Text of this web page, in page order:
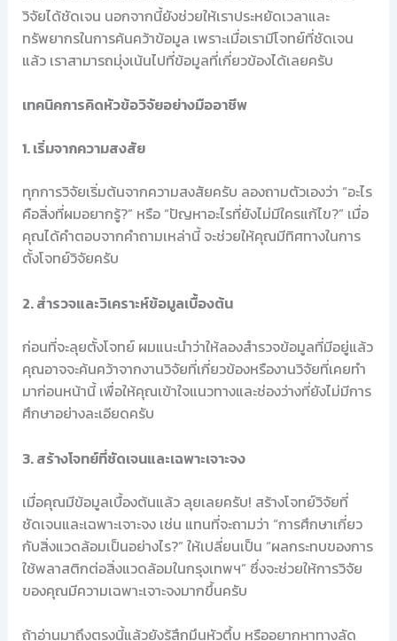
วิจัยได้ชัดเจน นอกจากนี้ยังช่วยให้เราประหยัดเวลาและ
ทรัพยากรในการค้นคว้าข้อมูล เพราะเมื่อเรามีโจทย์ที่ชัดเจน
แล้ว เราสามารถมุ่งเน้นไปที่ข้อมูลที่เกี่ยวข้องได้เลยครับ
เทคนิคการคิดหัวข้อวิจัยอย่างมืออาชีพ
1. เริ่มจากความสงสัย
ทุกการวิจัยเริ่มต้นจากความสงสัยครับ ลองถามตัวเองว่า “อะไร
คือสิ่งที่ผมอยากรู้?” หรือ “ปัญหาอะไรที่ยังไม่มีใครแก้ไข?” เมื่อ
คุณได้คำตอบจากคำถามเหล่านี้ จะช่วยให้คุณมีทิศทางในการ
ตั้งโจทย์วิจัยครับ
2. สำรวจและวิเคราะห์ข้อมูลเบื้องต้น
ก่อนที่จะลุยตั้งโจทย์ ผมแนะนำว่าให้ลองสำรวจข้อมูลที่มีอยู่แล้ว
คุณอาจจะค้นคว้าจากงานวิจัยที่เกี่ยวข้องหรืองานวิจัยที่เคยทำ
มาก่อนหน้านี้ เพื่อให้คุณเข้าใจแนวทางและช่องว่างที่ยังไม่มีการ
ศึกษาอย่างละเอียดครับ
3. สร้างโจทย์ที่ชัดเจนและเฉพาะเจาะจง
เมื่อคุณมีข้อมูลเบื้องต้นแล้ว ลุยเลยครับ! สร้างโจทย์วิจัยที่
ชัดเจนและเฉพาะเจาะจง เช่น แทนที่จะถามว่า “การศึกษาเกี่ยว
กับสิ่งแวดล้อมเป็นอย่างไร?” ให้เปลี่ยนเป็น “ผลกระทบของการ
ใช้พลาสติกต่อสิ่งแวดล้อมในกรุงเทพฯ” ซึ่งจะช่วยให้การวิจัย
ของคุณมีความเฉพาะเจาะจงมากขึ้นครับ
ถ้าอ่านมาถึงตรงนี้แล้วยังรู้สึกมึนหัวตึ้บ หรืออยากหาทางลัด